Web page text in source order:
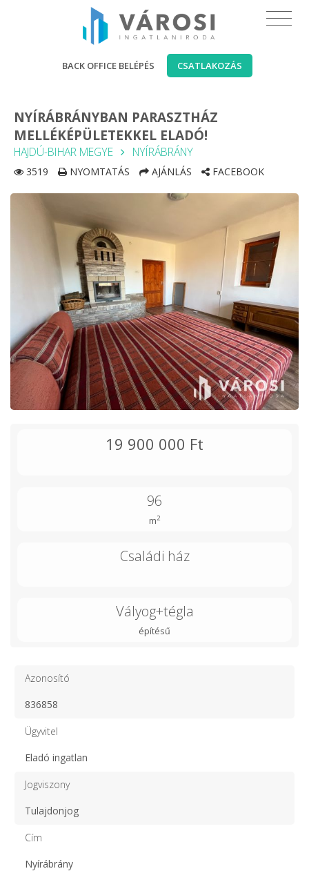
BACK OFFICE BELÉPÉS CSATLAKOZÁS
NYÍRÁBRÁNYBAN PARASZTHÁZ
MELLÉKÉPÜLETEKKEL ELADÓ!
HAJDÚ-BIHAR MEGYE NYÍRÁBRÁNY
3519 NYOMTATÁS AJÁNLÁS FACEBOOK
19 900 000 Ft
96
m2
Családi ház
Vályog+tégla
építésű
Azonosító
836858
Ügyvitel
Eladó ingatlan
Jogviszony
Tulajdonjog
Cím
Nyírábrány